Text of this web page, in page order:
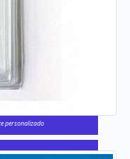
personalizado